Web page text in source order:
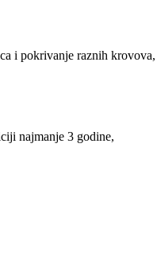
i pokrivanje raznih
najmanje 3 godine,